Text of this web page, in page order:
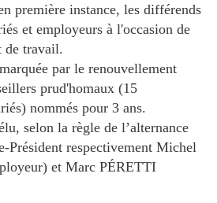
première instance, les différends
et employeurs à l'occasion de
de travail.
par le renouvellement
prud'homaux (15
nommés pour 3 ans.
selon la règle de l’alternance
Président respectivement Michel
et Marc PÉRETTI